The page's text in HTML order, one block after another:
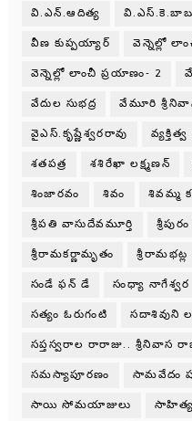
వి.ఎన్.ఆదిత్య
వీణ కుప్పయ్యార్ వెన్నెల్లో
వెన్నెల్లో లాంచీ ప్రయాణం- 2
వేదుల సుభద్ర వేమూరి
వైఎస్.కృష్ణేశ్వరరావు
శతపత్ర శశిరేఖా లక్ష్మణన్
శింజారవం శివం శివమ్మ
శ్రీపతి వాసుదేవమూర్తి
శ్రీరామకర్ణామృతం
సండే ఫన్ డే సంధ్యా నాగేశ్వర
సత్యం ఓరుగంటి సదాశివుని
సప్తస్వరాల రారాజు.. శ్రీనివాస
సమస్యాపూరణం సామవేదం
సాయి సోమయాజులు